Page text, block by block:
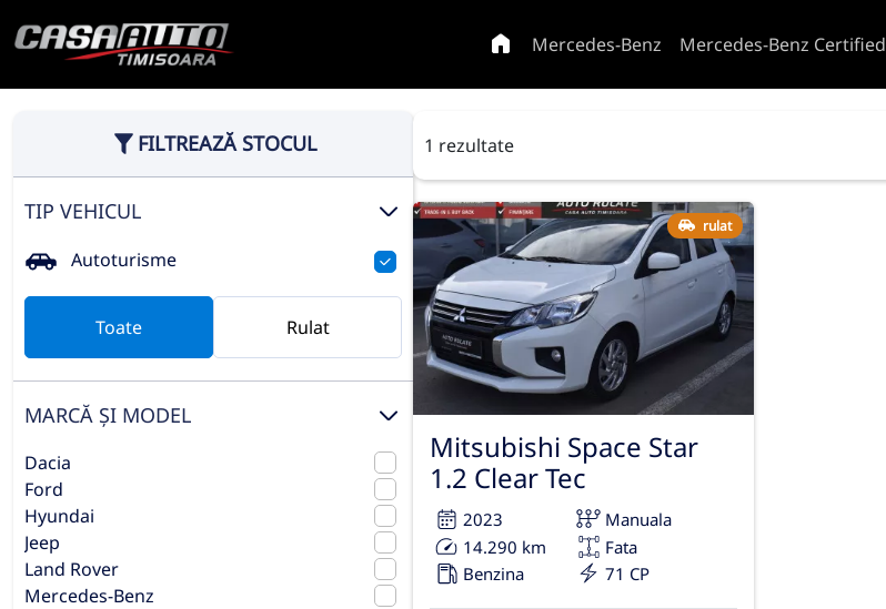
Mercedes-Benz Mercedes-Benz Certified
FILTREAZĂ STOCUL
TIP VEHICUL
Autoturisme
Toate Rulat
MARCĂ ȘI MODEL
Dacia
Ford
Hyundai
Jeep
Land Rover
Mercedes-Benz
1 rezultate
rulat
Mitsubishi Space Star
1.2 Clear Tec
2023
Manuala
14.290 km
Fata
Benzina
71 CP